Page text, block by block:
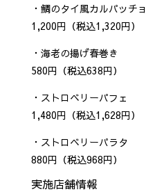
・鯛のタイ風カルパッチョ
1,200円（税込1,320円）
・海老の揚げ春巻き
580円（税込638円）
・ストロベリーパフェ
1,480円（税込1,628円）
・ストロベリーパラタ
880円（税込968円）
実施店舗情報